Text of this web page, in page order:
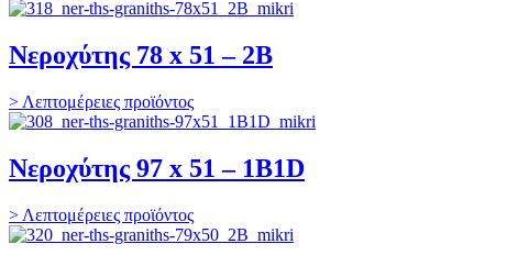
Νεροχύτης 78 x 51 – 2B
> Λεπτομέρειες προϊόντος
Νεροχύτης 97 x 51 – 1B1D
> Λεπτομέρειες προϊόντος